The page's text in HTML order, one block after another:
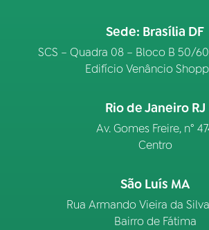
Sede: Brasília DF
SCS – Quadra 08 – Bloco B 50/
Edifício Venâncio
Rio de Janeiro RJ
Av. Gomes Freire, n°
Centro
São Luís MA
Rua Armando Vieira da
Bairro de Fátima